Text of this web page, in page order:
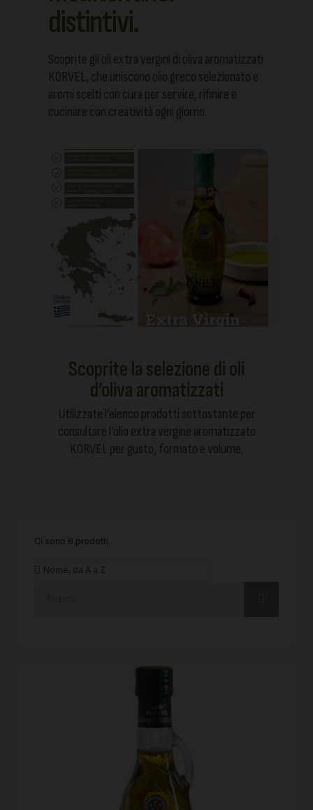
distintivi.
Scoprite gli oli extra vergini di oliva aromatizzati
KORVEL, che uniscono olio greco selezionato e
aromi scelti con cura per servire, rifinire e
cucinare con creatività ogni giorno.
Scoprite la selezione di oli
d’oliva aromatizzati
Utilizzate l’elenco prodotti sottostante per
consultare l’olio extra vergine aromatizzato
KORVEL per gusto, formato e volume.
Ci sono 6 prodotti.